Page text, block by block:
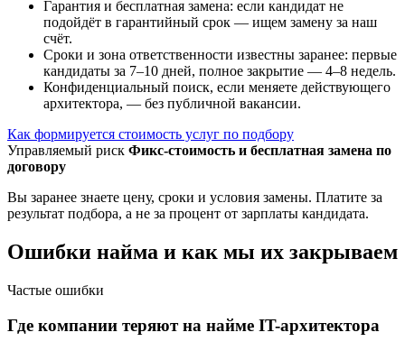
Гарантия и бесплатная замена: если кандидат не
подойдёт в гарантийный срок — ищем замену за наш
счёт.
Сроки и зона ответственности известны заранее: первые
кандидаты за 7–10 дней, полное закрытие — 4–8 недель.
Конфиденциальный поиск, если меняете действующего
архитектора, — без публичной вакансии.
Как формируется стоимость услуг по подбору
Управляемый риск Фикс-стоимость и бесплатная замена по
договору
Вы заранее знаете цену, сроки и условия замены. Платите за
результат подбора, а не за процент от зарплаты кандидата.
Ошибки найма и как мы их закрываем
Частые ошибки
Где компании теряют на найме IT-архитектора